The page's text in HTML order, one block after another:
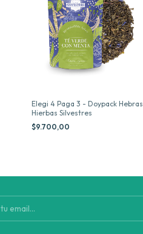
Elegi 4 Paga 3 - Doypack Hebras
Hierbas Silvestres
$9.700,00